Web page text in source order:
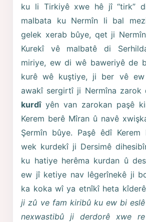
ku li Tirkiyê xwe hê jî “tirk”
malbata ku Nermîn li bal
gelek xerab bûye, qet ji
Kurekî vê malbatê di
miriye, ew di wê baweriyê de
kurê wê kuştiye, ji ber vê
awakî sergirtî ji Nermîna zarok
kurdîyên van zarokan paşê
Kerem berê Mîran û navê
Şermîn bûye. Paşê êdî
wek kurdekî ji Dersimê
ku hatiye herêma kurdan û
ew jî ketiye nav lêgerînekê ji
ka koka wî ya etnîkî heta
ji zû ve fam kiribû ku ew bi
nexwastibû ji derdorê xwe